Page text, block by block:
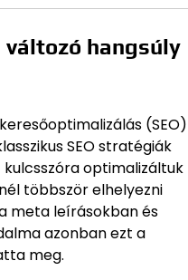
változó hangsúly
(SEO)
SEO stratégiák
optimalizáltuk
többször elhelyezni
meta leírásokban és
azonban ezt a
meg.